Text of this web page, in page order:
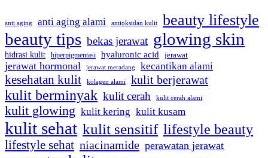
anti aging anti aging alami antioksidan kulit beauty lifestyle
beauty tips bekas jerawat glowing skin
hidrasi kulit hiperpigmentasi hyaluronic acid jerawat
jerawat hormonal jerawat meradang kecantikan alami
kesehatan kulit kolagen alami kulit berjerawat
kulit berminyak kulit cerah kulit cerah alami
kulit glowing kulit kering kulit kusam
kulit sehat kulit sensitif lifestyle beauty
lifestyle sehat niacinamide perawatan jerawat